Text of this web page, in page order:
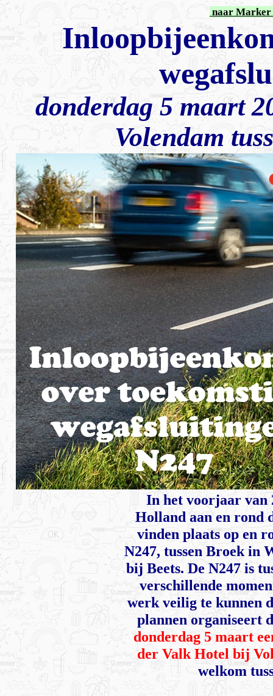
naar Marker
donderdag 5 maart
Volendam
In het voorjaar van
Holland aan en rond
vinden plaats op en
N247, tussen Broek in
bij Beets. De N247 is
verschillende
werk veilig te kunnen
plannen organiseert
donderdag 5 maart
der Valk Hotel bij
welkom